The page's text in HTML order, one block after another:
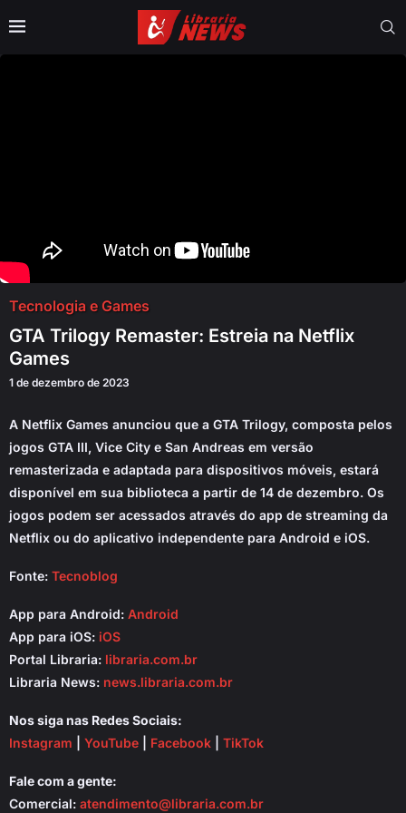
Tecnologia e Games
GTA Trilogy Remaster: Estreia na Netflix
Games
1 de dezembro de 2023
A Netflix Games anunciou que a GTA Trilogy, composta pelos
jogos GTA III, Vice City e San Andreas em versão
remasterizada e adaptada para dispositivos móveis, estará
disponível em sua biblioteca a partir de 14 de dezembro. Os
jogos podem ser acessados através do app de streaming da
Netflix ou do aplicativo independente para Android e iOS.
Fonte: Tecnoblog
App para Android: Android
App para iOS: iOS
Portal Libraria: libraria.com.br
Libraria News: news.libraria.com.br
Nos siga nas Redes Sociais:
Instagram
YouTube Facebook TikTok
Fale com a gente:
Comercial: atendimento@libraria.com.br